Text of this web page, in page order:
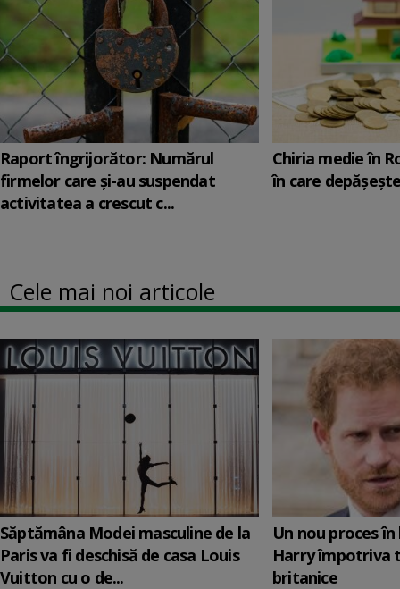
Raport îngrijorător: Numărul
firmelor care şi-au suspendat
activitatea a crescut c...
Chiria medie în
în care
Cele mai noi articole
Săptămâna Modei masculine de la
Paris va fi deschisă de casa Louis
Vuitton cu o de...
Un nou proces
Harry împotriva
britanice